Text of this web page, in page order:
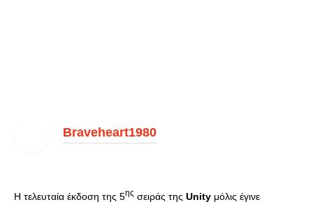
Braveheart1980
H τελευταία έκδοση της 5ης σειράς της Unity μόλις έγινε